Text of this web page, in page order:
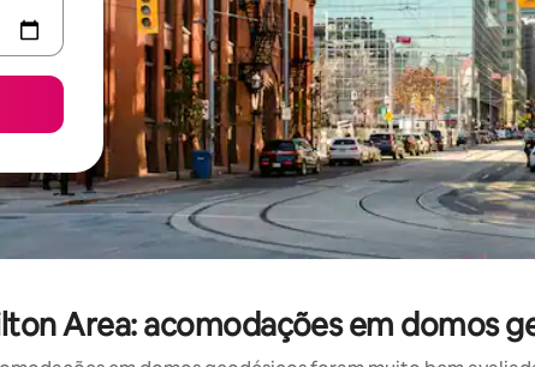
Area: acomodações em domos